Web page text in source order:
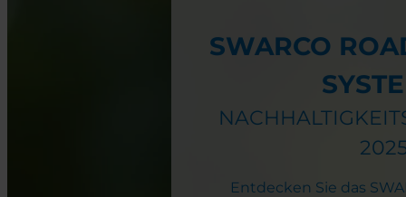
SWARCO
Entdecken Sie das